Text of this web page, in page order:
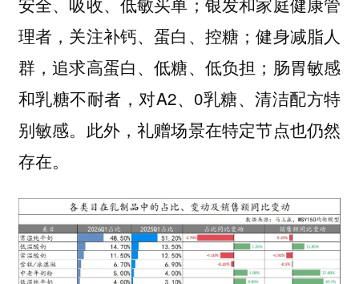
理者，关注补钙、蛋白、控糖；健身减脂人
群，追求高蛋白、低糖、低负担；肠胃敏感
和乳糖不耐者，对A2、0乳糖、清洁配方特
别敏感。此外，礼赠场景在特定节点也仍然
存在。